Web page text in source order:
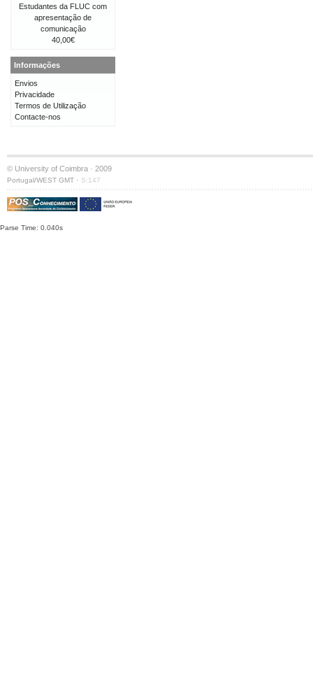
Estudantes da FLUC com
apresentação de
comunicação
40,00€
Informações
Envios
Privacidade
Termos de Utilização
Contacte-nos
© University of Coimbra · 2009
Portugal/WEST GMT · S:147
Parse Time: 0.040s